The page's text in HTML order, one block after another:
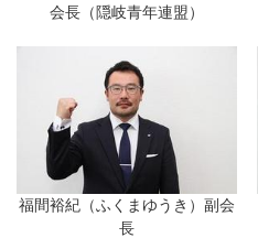
会長（隠岐青年連盟）
福間裕紀（ふくまゆうき）副会
長